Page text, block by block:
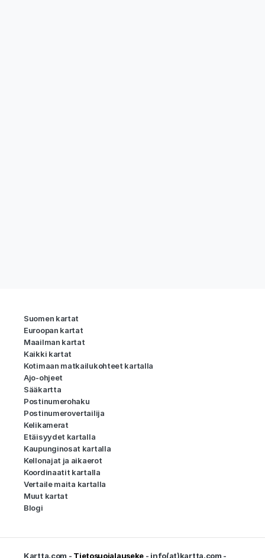
Suomen kartat
Euroopan kartat
Maailman kartat
Kaikki kartat
Kotimaan matkailukohteet kartalla
Ajo-ohjeet
Sääkartta
Postinumerohaku
Postinumerovertailija
Kelikamerat
Etäisyydet kartalla
Kaupunginosat kartalla
Kellonajat ja aikaerot
Koordinaatit kartalla
Vertaile maita kartalla
Muut kartat
Blogi
Kartta.com - Tietosuojalauseke - info(at)kartta.com -